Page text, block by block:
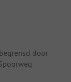
door